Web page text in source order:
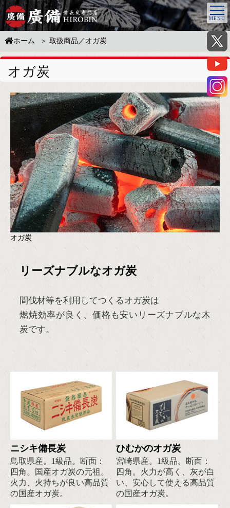
ホーム 取扱商品／オガ炭
オガ炭
オガ炭
リーズナブルなオガ炭
間伐材等を利用してつくるオガ炭は
燃焼効率が良く、価格も安いリーズナブルな木
炭です。
ニシキ備長炭
鳥取県産。1級品。断面：
四角。国産オガ炭の元祖。
火力、火持ちが良い高品質
の国産オガ炭。
ひむかのオガ炭
宮崎県産。1級品。断面：
四角。火力が高く、灰が白
い、安心して使える高品質
の国産オガ炭。